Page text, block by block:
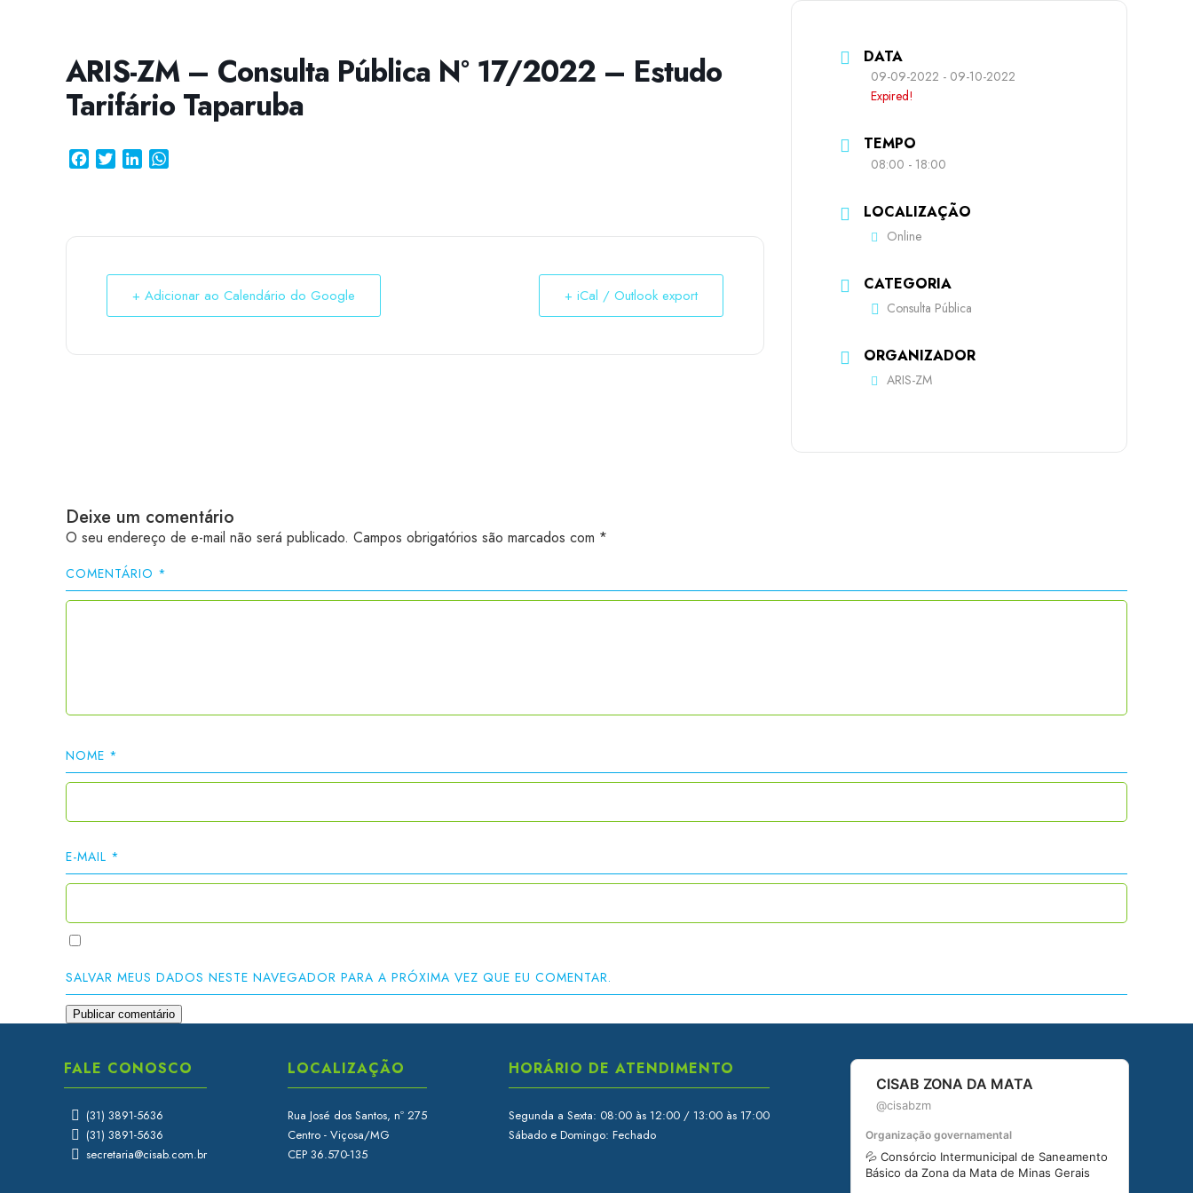
ARIS-ZM – Consulta Pública N° 17/2022 – Estudo
Tarifário Taparuba
FacebookTwitterLinkedIn
+ Adicionar ao Calendário do Google + iCal / Outlook export
DATA
09-09-2022 - 09-10-2022
Expired!
TEMPO
08:00 - 18:00
LOCALIZAÇÃO
Online
CATEGORIA
Consulta Pública
ORGANIZADOR
ARIS-ZM
Deixe um comentário
O seu endereço de e-mail não será publicado. Campos obrigatórios são marcados com *
COMENTÁRIO *
NOME *
E-MAIL *
SALVAR MEUS DADOS NESTE NAVEGADOR PARA A PRÓXIMA VEZ QUE EU COMENTAR.
FALE CONOSCO
(31) 3891-5636
(31) 3891-5636
secretaria@cisab.com.br
LOCALIZAÇÃO
Rua José dos Santos, nº 275
Centro - Viçosa/MG
CEP 36.570-135
HORÁRIO DE ATENDIMENTO
Segunda a Sexta: 08:00 às 12:00 / 13:00 às 17:00
Sábado e Domingo: Fechado
CISAB ZONA DA MATA
@cisabzm
Organização governamental
💦 Consórcio Intermunicipal de Saneamento
Básico da Zona da Mata de Minas Gerais